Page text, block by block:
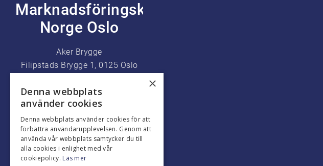
Marknadsföringskontor
Norge Oslo
Aker Brygge
Filipstads Brygge 1, 0125 Oslo
×
Denna webbplats
använder cookies
Denna webbplats använder cookies för att
förbättra användarupplevelsen. Genom att
använda vår webbplats samtycker du till
alla cookies i enlighet med vår
cookiepolicy. Läs mer